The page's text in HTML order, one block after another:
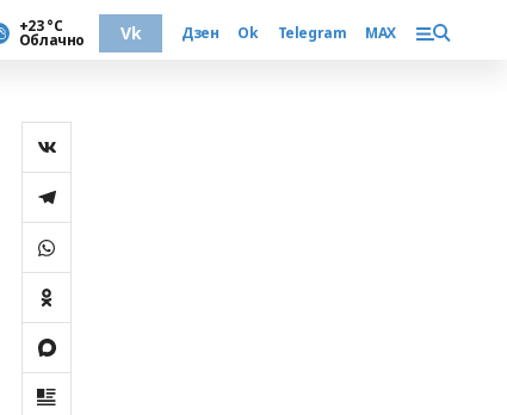
+23 °С
Облачно Vk Дзен Ok Telegram MAX